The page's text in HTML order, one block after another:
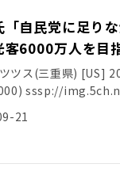
「自民党に足り
客6000万人を目
ツス(三重県) [US]
sssp://
21